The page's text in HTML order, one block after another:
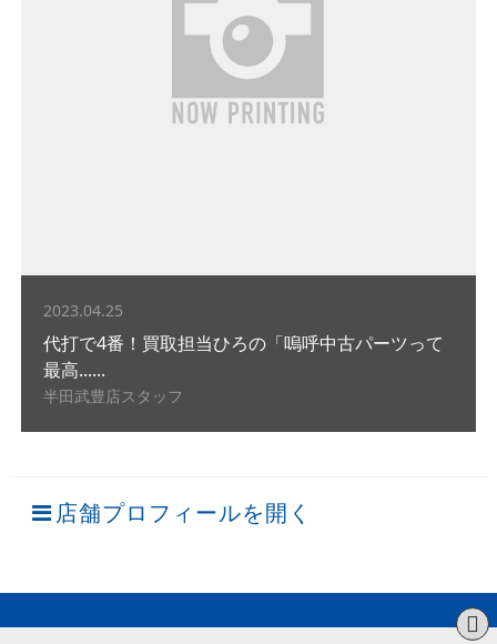
2023.04.25
代打で4番！買取担当ひろの「嗚呼中古パーツって
最高......
半田武豊店スタッフ
店舗プロフィールを開く